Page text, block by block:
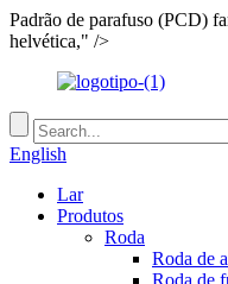
Padrão de parafuso (PCD)
helvética," />
English
Lar
Produtos
Roda
Roda de
Roda de